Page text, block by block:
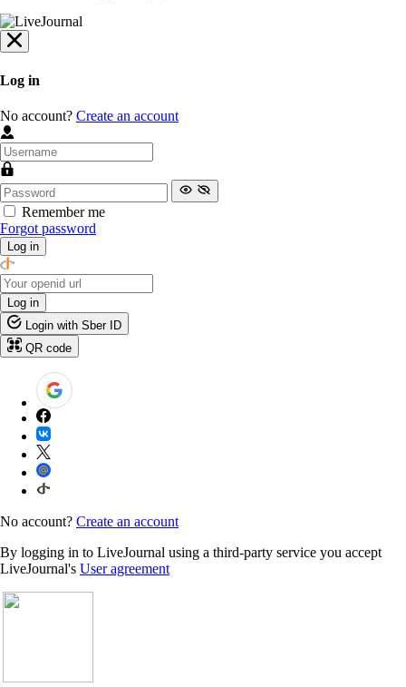
Log in
No account? Create an account
Remember me
Forgot password
Log in
Log in
Login with Sber ID
QR code
No account? Create an account
By logging in to LiveJournal using a third-party service you accept
LiveJournal's User agreement